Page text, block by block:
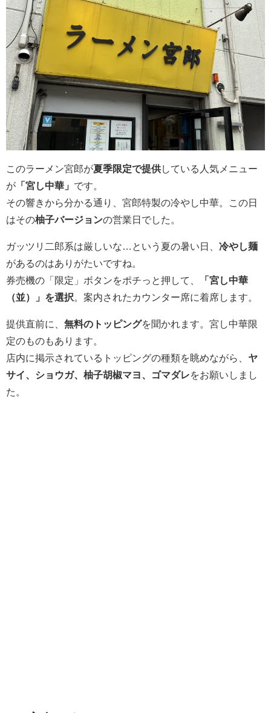
このラーメン宮郎が夏季限定で提供している人気メニュー
が 「宮し中華」 です。
その響きから分かる通り、宮郎特製の冷やし中華。この日
はその柚子バージョンの営業日でした。
ガッツリ二郎系は厳しいな…という夏の暑い日、 冷やし麺
があるのはありがたいですね。
券売機の「限定」ボタンをポチっと押して、
「宮し中華
（並）」を選択 。案内されたカウンター席に着席します。
提供直前に、 無料のトッピングを聞かれます。宮し中華限
定のものもあります。
店内に掲示されているトッピングの種類を眺めながら、 ヤ
サイ、ショウガ、柚子胡椒マヨ、ゴマダレをお願いしまし
た。